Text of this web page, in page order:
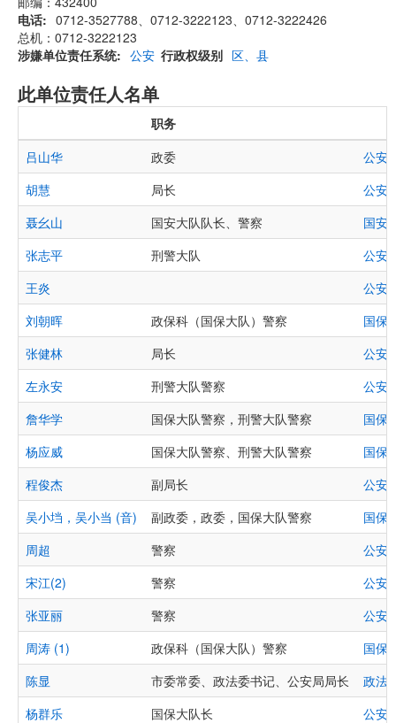
电话
0712-3527788、0712-3222123、0712-3222426
总机：0712-3222123
涉嫌单位责任系统
公安 行政权级别 区、县
此单位责任人名单
职务
吕山华
政委
公安
胡慧
局长
公安
聂幺山
国安大队队长、警察 国安
张志平
刑警大队
公安
王炎
公安
刘朝晖
政保科（国保大队）警察
国保
张健林
局长
公安
左永安
刑警大队警察
公安
詹华学
国保大队警察，刑警大队警察
国保
杨应威
国保大队警察、刑警大队警察
国保
程俊杰
副局长
公安
吴小垱，吴小当 (音)
副政委，政委，国保大队警察
国保
周超
警察
公安
宋江(2)
警察
公安
张亚丽
警察
公安
周涛 (1)
政保科（国保大队）警察
国保
陈显
市委常委、政法委书记、公安局局长
政法
杨群乐
国保大队长 公安